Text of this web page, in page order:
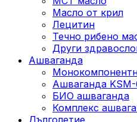
Масло от крил
Лецитин
Течно рибено
Други
Ашваганда
Ашваганда
БИО ашваганда
Комплекс
Дълголетие